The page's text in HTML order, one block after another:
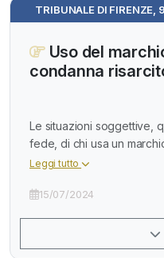
TRIBUNALE DI
Uso del
condanna
Le situazioni soggettive,
fede, di chi usa un
Leggi tutto
15/07/2024